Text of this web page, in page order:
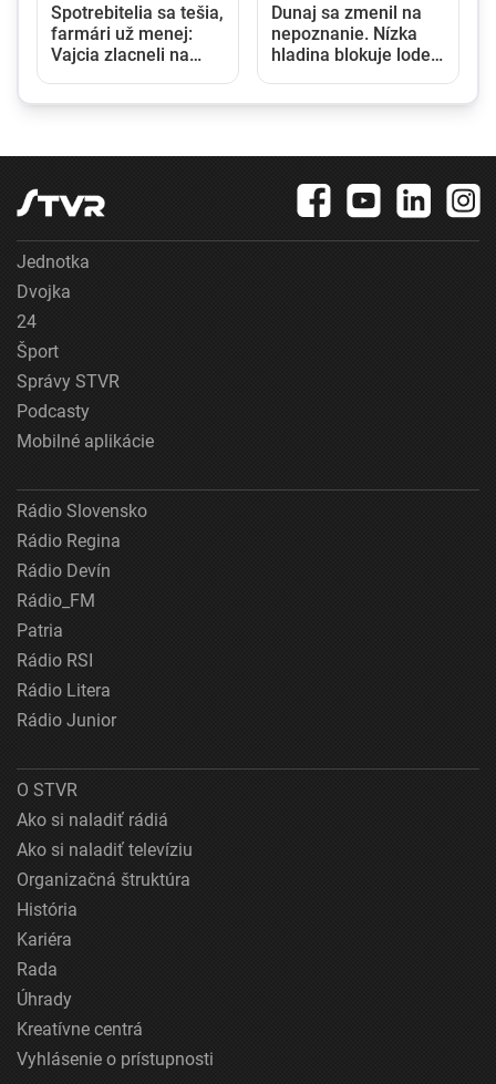
Spotrebitelia sa tešia,
farmári už menej:
Vajcia zlacneli na
Dunaj sa zmenil na
nepoznanie. Nízka
hladina blokuje lode a
Jednotka
Dvojka
24
Šport
Správy STVR
Podcasty
Mobilné aplikácie
Rádio Slovensko
Rádio Regina
Rádio Devín
Rádio_FM
Patria
Rádio RSI
Rádio Litera
Rádio Junior
O STVR
Ako si naladiť rádiá
Ako si naladiť televíziu
Organizačná štruktúra
História
Kariéra
Rada
Úhrady
Kreatívne centrá
Vyhlásenie o prístupnosti